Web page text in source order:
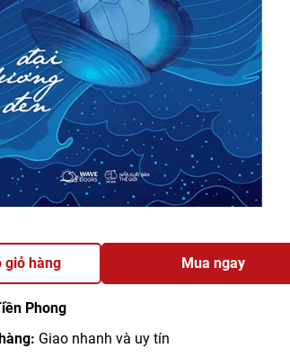
giỏ hàng Mua ngay
Phong
Giao nhanh và uy tín